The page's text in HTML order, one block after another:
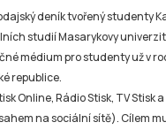
deník tvořený studenty
studií Masarykovy
médium pro studenty už v
republice.
Online, Rádio Stisk, TV Stisk
na sociální sítě). Cílem